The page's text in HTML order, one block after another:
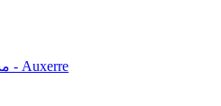
Mosquée Essalem مسجد السلام - Auxerre